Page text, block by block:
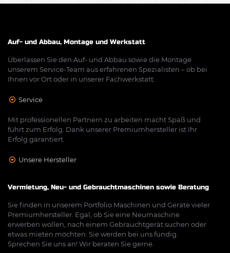
Auf- und Abbau, Montage und Werkstatt
Überlassen Sie den Auf- und Abbau sowie die Montage
unserem Service-Team aus erfahrenen Spezialisten – ob bei
Ihnen vor Ort oder in unserer Fachwerkstatt.
Service
Mit professionellen Partnern zu arbeiten macht Spaß und
führt zum Erfolg. Dank unserer Premiumhersteller ist Ihr
Erfolg garantiert.
Unsere Hersteller
Vermietung, Neu- und Gebrauchtmaschinen sowie Beratung
Sie finden in unserem Portfolio Maschinen und Geräte vieler
Premiumhersteller. Egal, ob Sie eine Neumaschine
erwerben wollen, nach einem Gebrauchtgerät suchen oder
etwas mieten möchten: Sie werden bei uns fündig.
Sprechen Sie uns an! Wir beraten Sie gerne.